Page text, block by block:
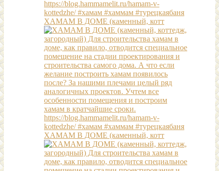
ХАМАМ В ДОМЕ (каменный, котт
ХАМАМ В ДОМЕ (каменный, котт